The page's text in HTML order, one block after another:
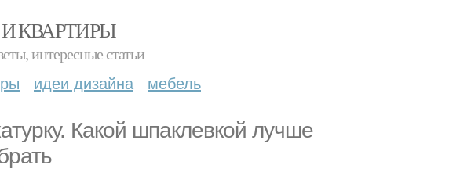
КВАРТИРЫ
интересные статьи
идеи дизайна мебель
Какой шпаклевкой лучше